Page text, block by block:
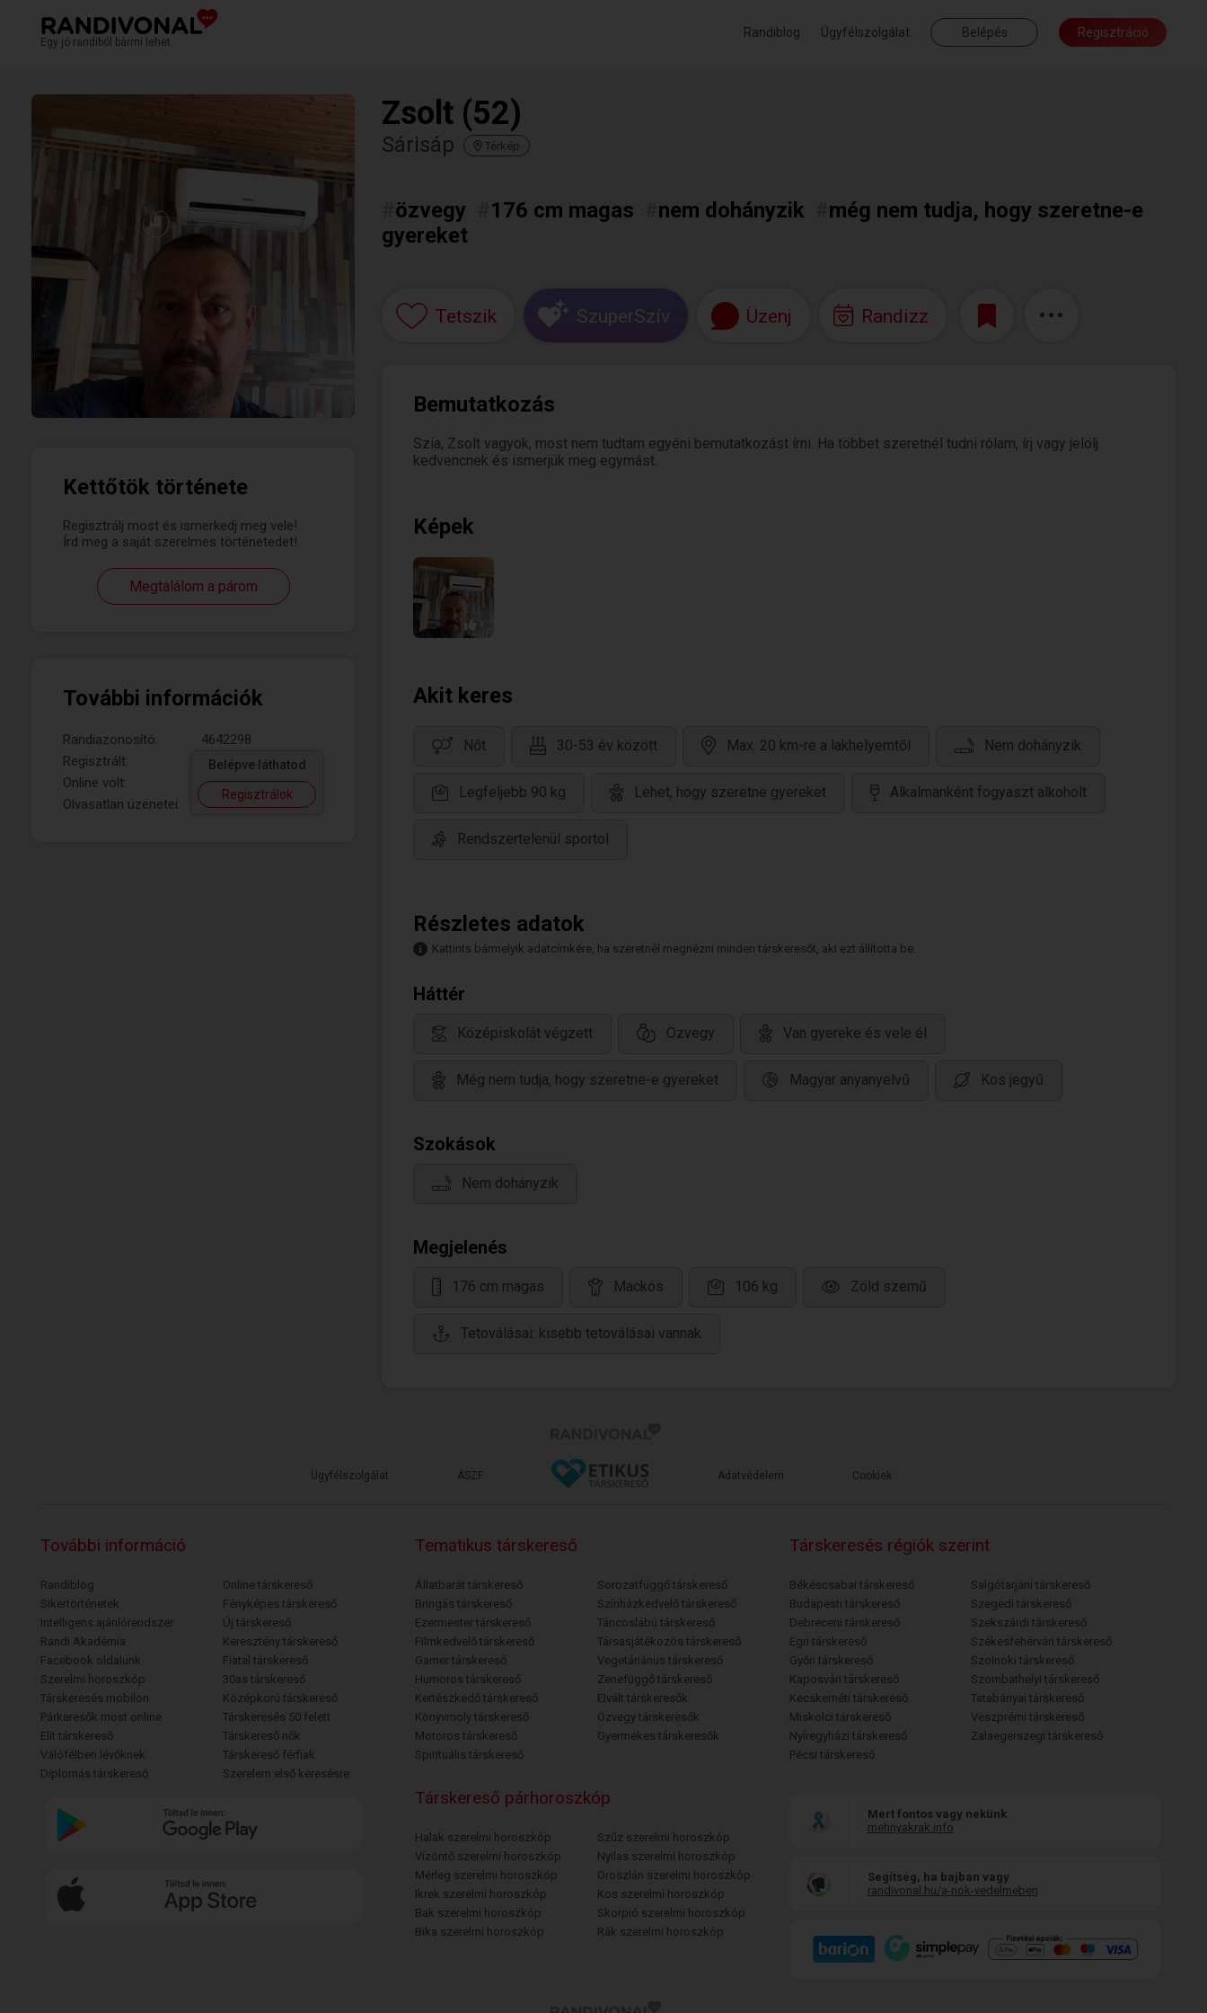
Egy jó randiból bármi lehet.
Randiblog Ügyfélszolgálat Belépés Regisztráció
Kettőtök története
Regisztrálj most és ismerkedj meg vele!
Írd meg a saját szerelmes történetedet!
Megtalálom a párom
További információk
Randiazonosító:
4642298
Regisztrált:
Online volt:
Olvasatlan üzenetei:
Belépve láthatod
Regisztrálok
Zsolt (52)
Sárisáp Térkép
özvegy 176 cm magas nem dohányzik
még nem tudja, hogy szeretne-e
gyereket
Tetszik SzuperSzív Üzenj Randizz
Bemutatkozás
Szia, Zsolt vagyok, most nem tudtam egyéni bemutatkozást írni. Ha többet szeretnél tudni rólam, írj vagy jelölj
kedvencnek és ismerjük meg egymást.
Képek
Akit keres
Nőt 30-53 év között Max. 20 km-re a lakhelyemtől Nem dohányzik
Legfeljebb 90 kg Lehet, hogy szeretne gyereket Alkalmanként fogyaszt alkoholt
Rendszertelenül sportol
Részletes adatok
Kattints bármelyik adatcímkére, ha szeretnél megnézni minden társkeresőt, aki ezt állította be.
Háttér
Középiskolát végzett Özvegy Van gyereke és vele él
Még nem tudja, hogy szeretne-e gyereket Magyar anyanyelvű Kos jegyű
Szokások
Nem dohányzik
Megjelenés
176 cm magas Mackós 106 kg Zöld szemű
Tetoválásai: kisebb tetoválásai vannak
Ügyfélszolgálat ÁSZF Adatvédelem Cookiek
További információ
Randiblog
Sikertörténetek
Intelligens ajánlórendszer
Randi Akadémia
Facebook oldalunk
Szerelmi horoszkóp
Társkeresés mobilon
Párkeresők most online
Elit társkereső
Válófélben lévőknek
Diplomás társkereső
Online társkereső
Fényképes társkereső
Új társkereső
Keresztény társkereső
Fiatal társkereső
30as társkereső
Középkorú társkereső
Társkeresés 50 felett
Társkereső nők
Társkereső férfiak
Szerelem első keresésre
Tematikus társkereső
Állatbarát társkereső
Bringás társkereső
Ezermester társkereső
Filmkedvelő társkereső
Gamer társkereső
Humoros társkereső
Kertészkedő társkereső
Könyvmoly társkereső
Motoros társkereső
Spirituális társkereső
Sorozatfüggő társkereső
Színházkedvelő társkereső
Táncoslábú társkereső
Társasjátékozós társkereső
Vegetáriánus társkereső
Zenefüggő társkereső
Elvált társkeresők
Özvegy társkeresők
Gyermekes társkeresők
Társkeresés régiók szerint
Békéscsabai társkereső
Budapesti társkereső
Debreceni társkereső
Egri társkereső
Győri társkereső
Kaposvári társkereső
Kecskeméti társkereső
Miskolci társkereső
Nyíregyházi társkereső
Pécsi társkereső
Salgótarjáni társkereső
Szegedi társkereső
Szekszárdi társkereső
Székesfehérvári társkereső
Szolnoki társkereső
Szombathelyi társkereső
Tatabányai társkereső
Veszprémi társkereső
Zalaegerszegi társkereső
Társkereső párhoroszkóp
Halak szerelmi horoszkóp
Vízöntő szerelmi horoszkóp
Mérleg szerelmi horoszkóp
Ikrek szerelmi horoszkóp
Bak szerelmi horoszkóp
Bika szerelmi horoszkóp
Szűz szerelmi horoszkóp
Nyilas szerelmi horoszkóp
Oroszlán szerelmi horoszkóp
Kos szerelmi horoszkóp
Skorpió szerelmi horoszkóp
Rák szerelmi horoszkóp
Mert fontos vagy nekünk
mehnyakrak.info
Segítség, ha bajban vagy
randivonal.hu/a-nok-vedelmeben